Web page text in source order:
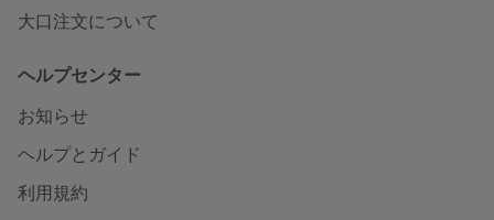
大口注文について
ヘルプセンター
お知らせ
ヘルプとガイド
利用規約